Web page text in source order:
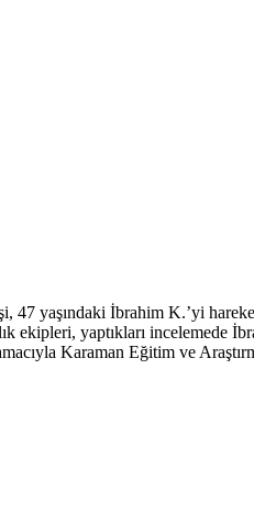
47 yaşındaki İbrahim K.’yi
ekipleri, yaptıkları incelemede
Karaman Eğitim ve